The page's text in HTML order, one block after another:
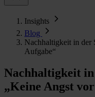
Insights
Blog
Nachhaltigkeit in der
Aufgabe“
Nachhaltigkeit
„Keine Angst